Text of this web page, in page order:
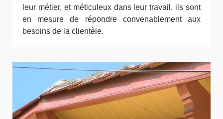
leur métier, et méticuleux dans leur travail, ils sont
en mesure de répondre convenablement aux
besoins de la clientèle.